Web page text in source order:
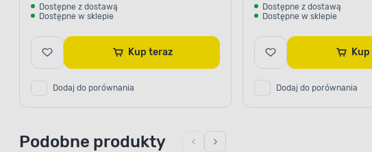
Dostępne z dostawą
Dostępne w sklepie
Kup teraz
Dodaj do porównania
Dostępne z dostawą
Dostępne w sklepie
Dodaj do porównania
Podobne produkty